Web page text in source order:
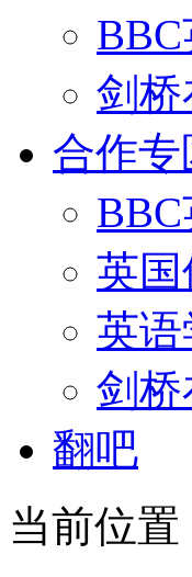
剑
合作专
英国
英语
剑
翻吧
当前位置